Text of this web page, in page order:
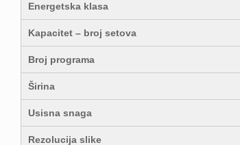
Energetska klasa
Kapacitet – broj setova
Broj programa
Širina
Usisna snaga
Rezolucija slike